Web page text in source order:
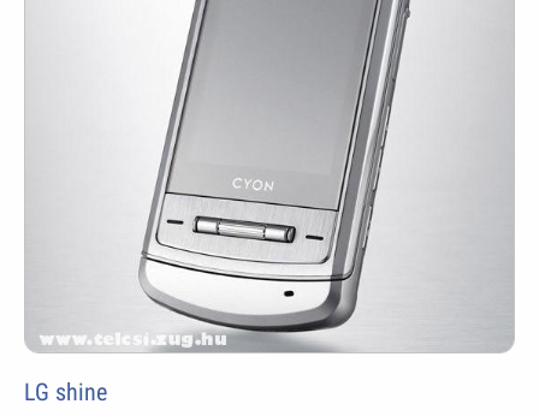
LG shine